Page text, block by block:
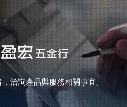
洽詢產品與服務相關事宜。